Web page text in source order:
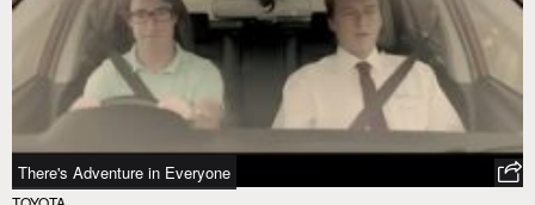
There's Adventure in Everyone